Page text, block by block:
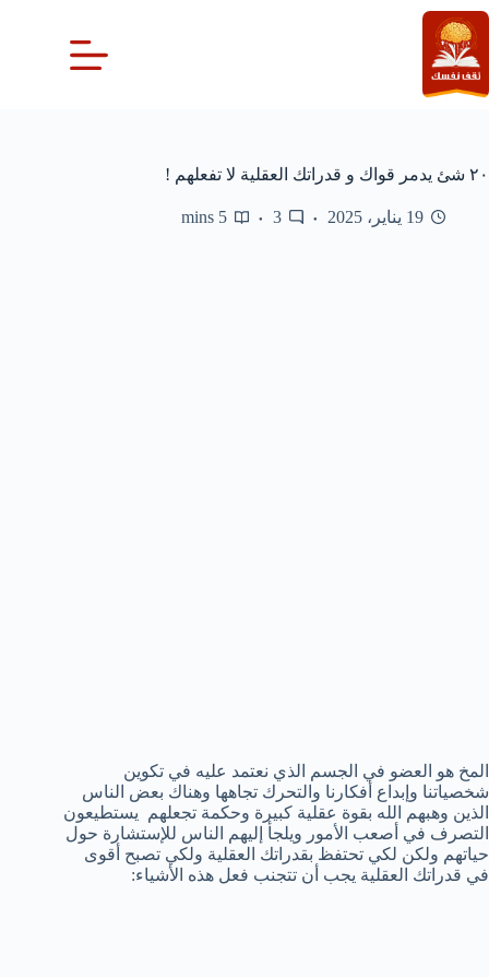
التجاوز
إلى
المحتوى
٢٠ شئ يدمر قواك و قدراتك العقلية لا تفعلهم !
19 يناير، 2025 3
5 mins
المخ هو العضو في الجسم الذي نعتمد عليه في تكوين
شخصياتنا وإبداع أفكارنا والتحرك تجاهها وهناك بعض الناس
الذين وهبهم الله بقوة عقلية كبيرة وحكمة تجعلهم يستطيعون
التصرف في أصعب الأمور ويلجأ إليهم الناس للإستشارة حول
حياتهم ولكن لكي تحتفظ بقدراتك العقلية ولكي تصبح أقوى
في قدراتك العقلية يجب أن تتجنب فعل هذه الأشياء: